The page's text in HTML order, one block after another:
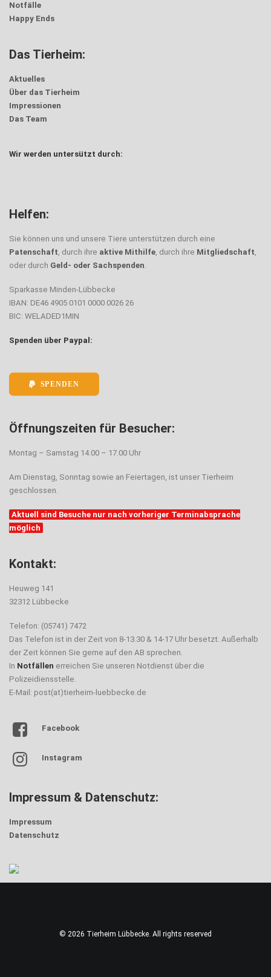
Notfälle
Happy Ends
Das Tierheim:
Aktuelles
Über das Tierheim
Impressionen
Das Team
Wir werden untersützt durch:
Helfen:
Sie können uns und unsere Tiere unterstützen durch eine
Patenschaft, durch ihre aktive Mithilfe, durch ihre Mitgliedschaft,
oder durch Geld- oder Sachspenden.
Sparkasse Minden-Lübbecke
IBAN: DE46 4905 0101 0000 0026 26
BIC: WELADED1MIN
Spenden über Paypal:
SPENDEN
Öffnungszeiten für Besucher:
Montag – Samstag 14.00 – 17.00 Uhr
Am Dienstag, Sonntag sowie an Feiertagen, ist unser Tierheim
geschlossen.
Aktuell sind Besuche nur nach vorheriger Terminabsprache
möglich
Kontakt:
Heuweg 141
32312 Lübbecke
Telefon: (05741) 7472
Das Telefon ist in der Zeit von 8-13.30 & 14-17 Uhr besetzt. Außerhalb
der Zeit können Sie gerne auf den AB sprechen.
In Notfällen erreichen Sie unseren Notdienst über die
Polizeidiensstelle.
E-Mail: post(at)tierheim-luebbecke.de
Facebook
Instagram
Impressum & Datenschutz:
Impressum
Datenschutz
© 2026 Tierheim Lübbecke. All rights reserved